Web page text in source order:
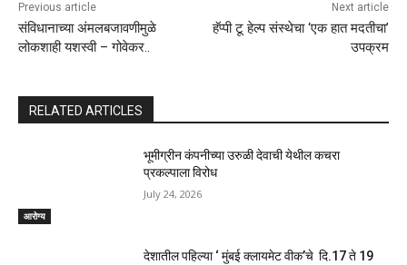
Previous article
संविधानाच्या अंमलबजावणीमुळे
लोकशाही यशस्वी – गोवेकर..
Next article
हॅप्पी टू हेल्प संस्थेचा ‘एक हात मदतीचा’
उपक्रम
RELATED ARTICLES
आरोग्य
भूमीग्रीन कंपनीच्या उरुळी देवाची येथील कचरा
प्रकल्पाला विरोध
July 24, 2026
देशातील पहिल्या ‘ मुंबई क्लायमेट वीक’चे दि.17 ते 19